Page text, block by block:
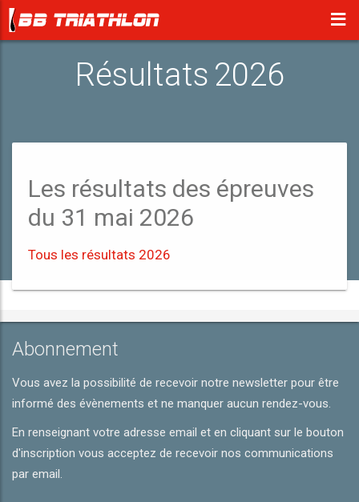
Résultats 2026
Les résultats des épreuves
du 31 mai 2026
Tous les résultats 2026
Abonnement
Vous avez la possibilité de recevoir notre newsletter pour être
informé des évènements et ne manquer aucun rendez-vous.
En renseignant votre adresse email et en cliquant sur le bouton
d'inscription vous acceptez de recevoir nos communications
par email.